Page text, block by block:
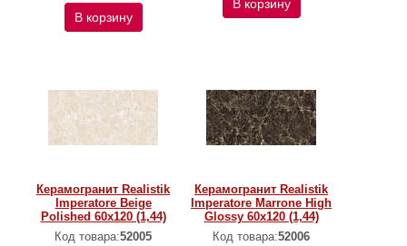
В корзину
В корзину
Керамогранит Realistik
Imperatore Beige
Polished 60x120 (1,44)
Код товара:52005
Керамогранит Realistik
Imperatore Marrone High
Glossy 60x120 (1,44)
Код товара:52006